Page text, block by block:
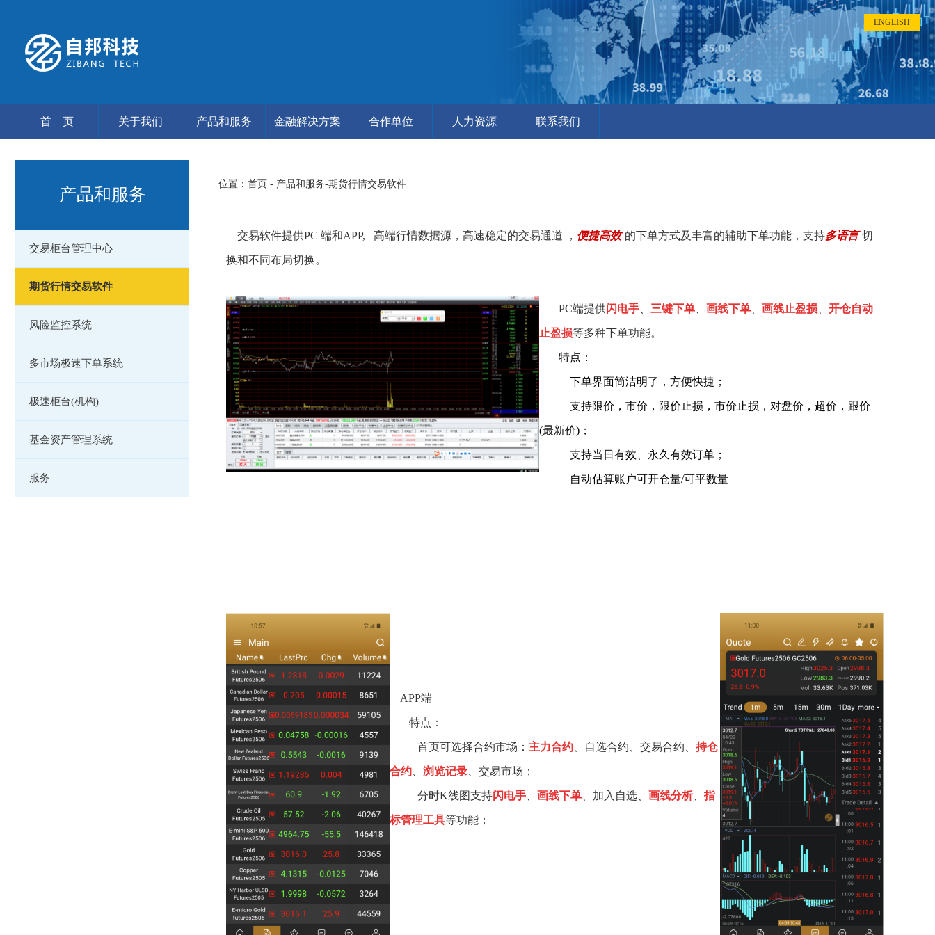
ENGLISH
首 页 关于我们 产品和服务 金融解决方案 合作单位 人力资源 联系我们
产品和服务
交易柜台管理中心
期货行情交易软件
风险监控系统
多市场极速下单系统
极速柜台(机构)
基金资产管理系统
服务
位置： 首页 - 产品和服务-期货行情交易软件
交易软件提供PC 端和APP, 高端行情数据源，高速稳定的交易通道 ， 便捷高效 的下单方式及丰富的辅助下单功能，支持多语言 切
换和不同布局切换。
PC端提供闪电手、 三键下单、 画线下单、 画线止盈损、 开仓自动
止盈损等多种下单功能。
特点：
下单界面简洁明了，方便快捷；
支持限价，市价，限价止损，市价止损，对盘价，超价，跟价
(最新价)；
支持当日有效、永久有效订单；
自动估算账户可开仓量/可平数量
APP端
特点：
首页可选择合约市场： 主力合约、自选合约、交易合约、 持仓
合约、 浏览记录、交易市场；
分时K线图支持闪电手、 画线下单、加入自选、 画线分析、 指
标管理工具等功能；